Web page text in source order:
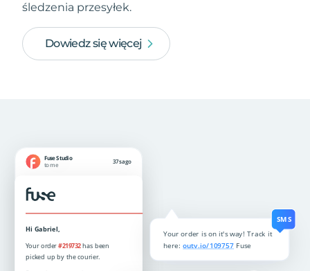
śledzenia przesyłek.
Dowiedz się więcej